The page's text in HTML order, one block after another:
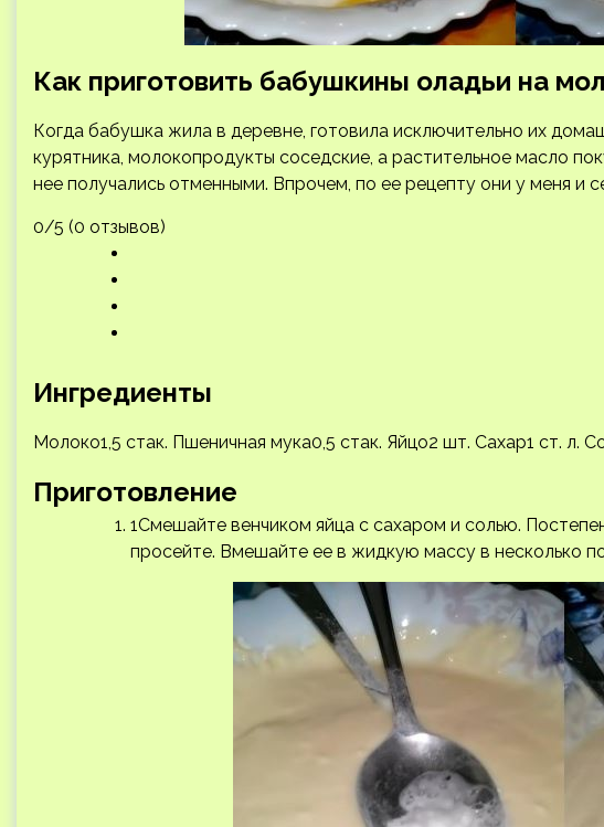
Как приготовить бабушкины оладьи на
Когда бабушка жила в деревне, готовила исключительно их
курятника, молокопродукты соседские, а растительное масло
нее получались отменными. Впрочем, по ее рецепту они у меня и
0/5 (0 отзывов)
Ингредиенты
Молоко1,5 стак. Пшеничная мука0,5 стак. Яйцо2 шт. Сахар1 ст. л.
Приготовление
1Смешайте венчиком яйца с сахаром и солью.
просейте. Вмешайте ее в жидкую массу в несколько